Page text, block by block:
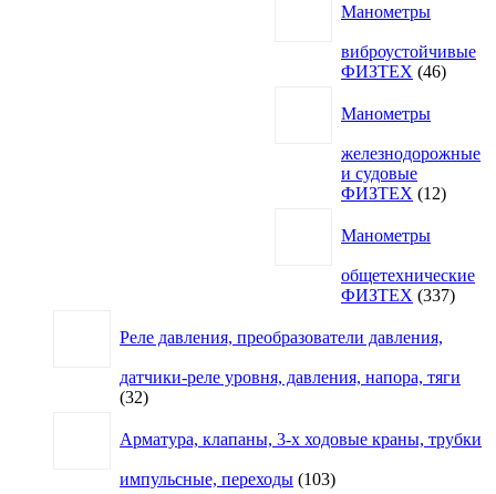
Манометры
виброустойчивые
ФИЗТЕХ 4646
Манометры
железнодорожные
и судовые
ФИЗТЕХ
1212
Манометры
общетехнические
ФИЗТЕХ 337337
Реле давления, преобразователи давления,
датчики-реле уровня, давления, напора, тяги
3232
Арматура, клапаны, 3-х ходовые краны, трубки
импульсные, переходы 103103